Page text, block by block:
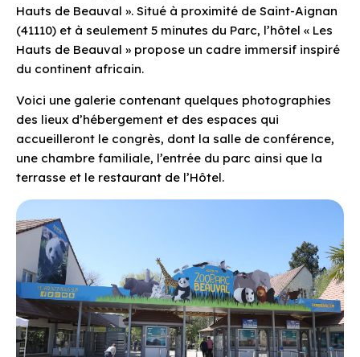
Hauts de Beauval ». Situé à proximité de Saint-Aignan
(41110) et à seulement 5 minutes du Parc, l’hôtel « Les
Hauts de Beauval » propose un cadre immersif inspiré
du continent africain.
Voici une galerie contenant quelques photographies
des lieux d’hébergement et des espaces qui
accueilleront le congrès, dont la salle de conférence,
une chambre familiale, l’entrée du parc ainsi que la
terrasse et le restaurant de l’Hôtel.